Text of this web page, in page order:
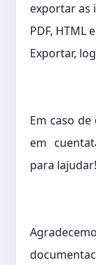
exportar as
PDF, HTML
Exportar,
Em caso
em
para lajudar!